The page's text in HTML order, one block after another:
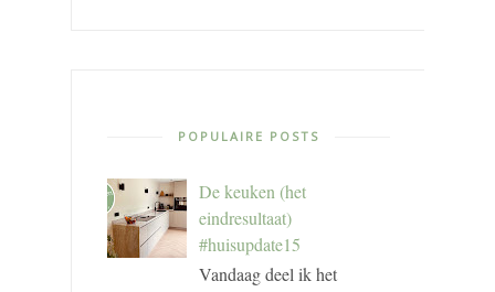
POPULAIRE POSTS
De keuken (het
eindresultaat)
#huisupdate15
Vandaag deel ik het